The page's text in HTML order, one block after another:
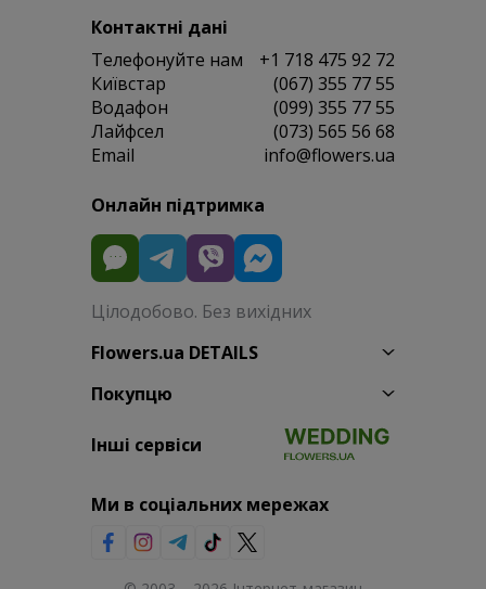
Контактні дані
Телефонуйте нам
+1 718 475 92 72
Київстар
(067) 355 77 55
Водафон
(099) 355 77 55
Лайфсел
(073) 565 56 68
Email
info@flowers.ua
Онлайн підтримка
Цілодобово. Без вихідних
Flowers.ua DETAILS
Покупцю
Інші сервіси
Ми в соціальних мережах